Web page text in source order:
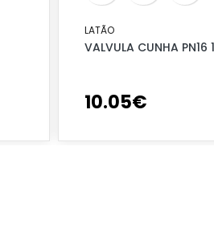
LATÃO
VALVULA CUNHA PN16
10.05€